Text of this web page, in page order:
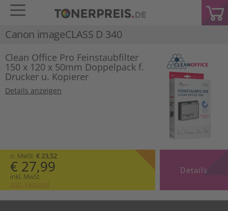
Canon imageCLASS D 340
Clean Office Pro Feinstaubfilter
150 x 120 x 50mm Doppelpack f.
Drucker u. Kopierer
Details anzeigen
o. MwSt. € 23,52
€ 27,99
inkl. MwSt.
zzgl. Versand
Details